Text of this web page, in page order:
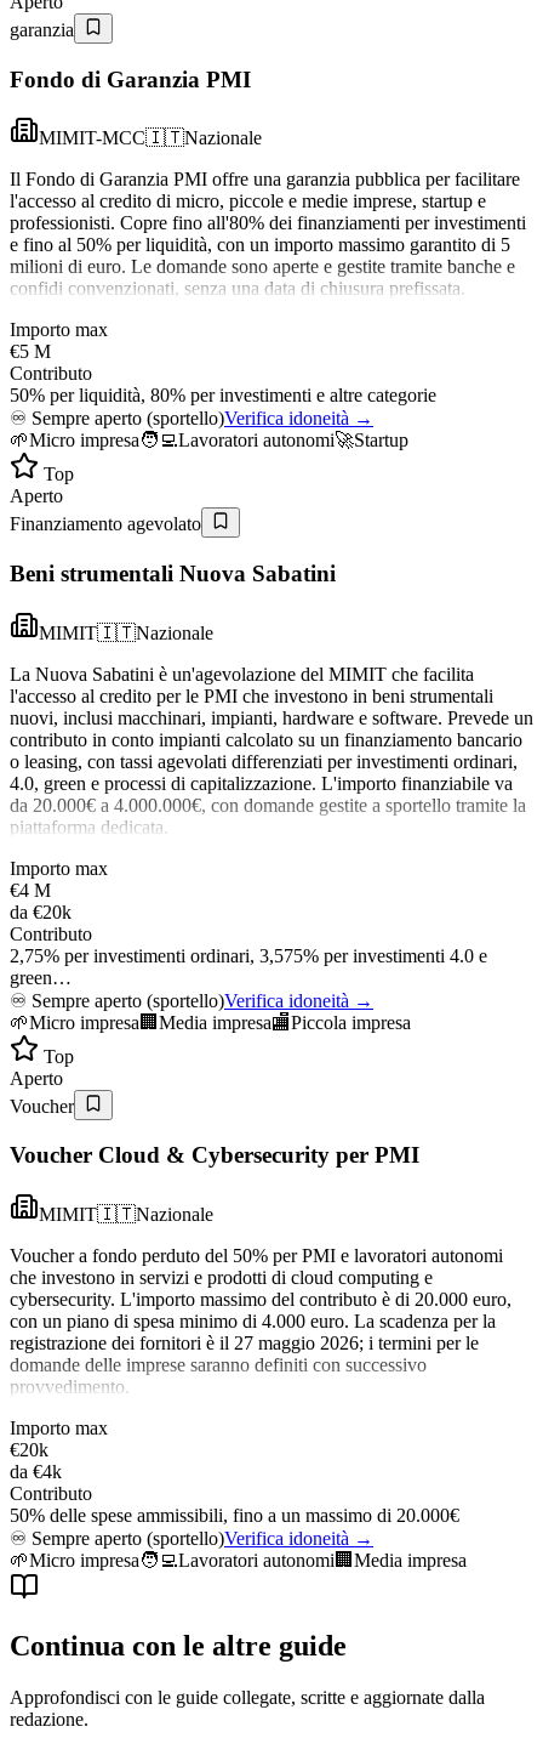
garanzia
Fondo di Garanzia PMI
MIMIT-MCC🇮🇹Nazionale
Il Fondo di Garanzia PMI offre una garanzia pubblica per facilitare
l'accesso al credito di micro, piccole e medie imprese, startup e
professionisti. Copre fino all'80% dei finanziamenti per investimenti
e fino al 50% per liquidità, con un importo massimo garantito di 5
milioni di euro. Le domande sono aperte e gestite tramite banche e
confidi convenzionati, senza una data di chiusura prefissata.
Importo max
€5 M
Contributo
50% per liquidità, 80% per investimenti e altre categorie
♾️ Sempre aperto (sportello)Verifica idoneità →
🌱Micro impresa🧑‍💻Lavoratori autonomi🚀Startup
Top
Aperto
Finanziamento agevolato
Beni strumentali Nuova Sabatini
MIMIT🇮🇹Nazionale
La Nuova Sabatini è un'agevolazione del MIMIT che facilita
l'accesso al credito per le PMI che investono in beni strumentali
nuovi, inclusi macchinari, impianti, hardware e software. Prevede un
contributo in conto impianti calcolato su un finanziamento bancario
o leasing, con tassi agevolati differenziati per investimenti ordinari,
4.0, green e processi di capitalizzazione. L'importo finanziabile va
da 20.000€ a 4.000.000€, con domande gestite a sportello tramite la
piattaforma dedicata.
Importo max
€4 M
da €20k
Contributo
2,75% per investimenti ordinari, 3,575% per investimenti 4.0 e
green…
♾️ Sempre aperto (sportello)Verifica idoneità →
🌱Micro impresa 🏢 Media impresa🏬Piccola impresa
Top
Aperto
Voucher
Voucher Cloud & Cybersecurity per PMI
MIMIT🇮🇹Nazionale
Voucher a fondo perduto del 50% per PMI e lavoratori autonomi
che investono in servizi e prodotti di cloud computing e
cybersecurity. L'importo massimo del contributo è di 20.000 euro,
con un piano di spesa minimo di 4.000 euro. La scadenza per la
registrazione dei fornitori è il 27 maggio 2026; i termini per le
domande delle imprese saranno definiti con successivo
provvedimento.
Importo max
€20k
da €4k
Contributo
50% delle spese ammissibili, fino a un massimo di 20.000€
♾️ Sempre aperto (sportello)Verifica idoneità →
🌱Micro impresa🧑‍💻Lavoratori autonomi 🏢 Media impresa
Continua con le altre guide
Approfondisci con le guide collegate, scritte e aggiornate dalla
redazione.